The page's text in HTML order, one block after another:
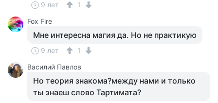
9 лет
1
Fox Fire
Мне интересна магия да. Но не практикую
9 лет
1
Василий Павлов
Но теория знакома?между нами и только
ты энаеш слово Тартимата?